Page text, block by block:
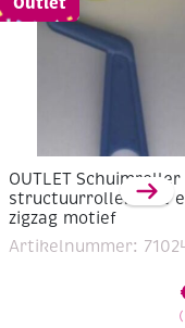
OUTLET Schuimroller
structuurroller met
zigzag motief
Artikelnummer: